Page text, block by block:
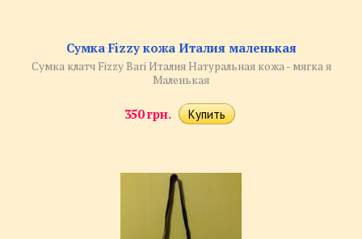
Сумка Fizzy кожа Италия маленькая
Сумка клатч Fizzy Bari Италия Натуральная кожа - мягка я
Маленькая
350 грн.